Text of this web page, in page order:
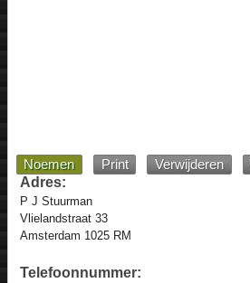
Noemen Print Verwijderen
Adres:
P J Stuurman
Vlielandstraat 33
Amsterdam 1025 RM
Telefoonnummer: